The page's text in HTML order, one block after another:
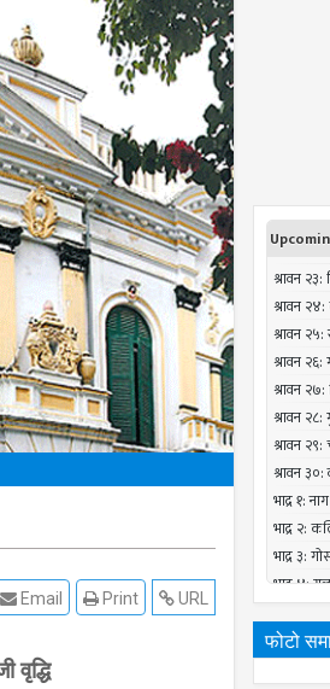
URL
Print
Email
वृद्धि
फोटो